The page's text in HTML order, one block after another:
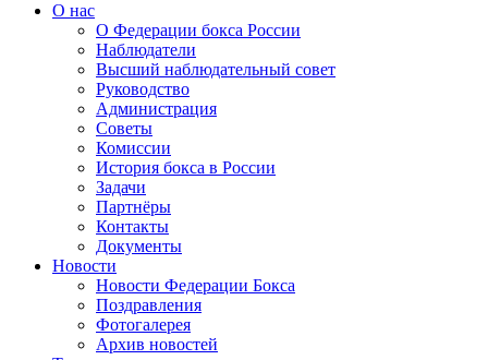
О нас
О Федерации бокса России
Наблюдатели
Высший наблюдательный совет
Руководство
Администрация
Советы
Комиссии
История бокса в России
Задачи
Партнёры
Контакты
Документы
Новости
Новости Федерации Бокса
Поздравления
Фотогалерея
Архив новостей